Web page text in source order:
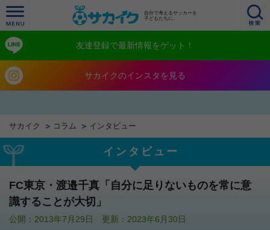
自分で考えるサッカーを
子どもたちに。
友達登録で最新情報をゲット！
サカイクのインスタを見る
サカイク コラム インタビュー
インタビュー
FC東京・渡邉千真「自分に足りないものを常に意
識することが大切」
公開：2013年7月29日 更新：2023年6月30日